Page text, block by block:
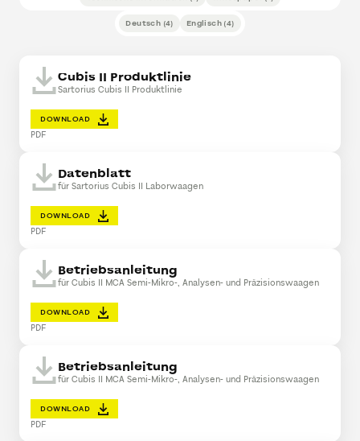
Deutsch (4) Englisch (4)
Cubis II Produktlinie
Sartorius Cubis II Produktlinie
DOWNLOAD
PDF
Datenblatt
für Sartorius Cubis II Laborwaagen
DOWNLOAD
PDF
Betriebsanleitung
für Cubis II MCA Semi-Mikro-, Analysen- und Präzisionswaagen
DOWNLOAD
PDF
Betriebsanleitung
für Cubis II MCA Semi-Mikro-, Analysen- und Präzisionswaagen
DOWNLOAD
PDF